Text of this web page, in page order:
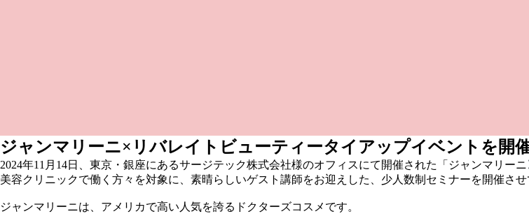
ジャンマリーニ×リバレイトビューティータイアップイベントを開
2024年11月14日、東京・銀座にあるサージテック株式会社様のオフィスにて開催された「ジャンマリーニ
美容クリニックで働く方々を対象に、素晴らしいゲスト講師をお迎えした、少人数制セミナーを開催させ
ジャンマリーニは、アメリカで高い人気を誇るドクターズコスメです。